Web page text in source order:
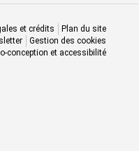
et crédits
Plan du site
Gestion des cookies
conception et accessibilité